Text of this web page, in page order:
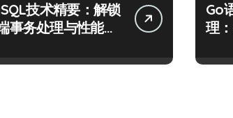
技术精要：解锁
事务处理与性能优
Go
理